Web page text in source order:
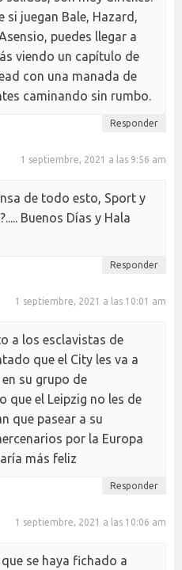
si juegan Bale, Hazard,
puedes llegar a
viendo un capítulo de
con una manada de
caminando sin rumbo.
Responder
1 septiembre, 2021 a las 9:56 am
de todo esto, Sport y
Buenos Días y Hala
Responder
1 septiembre, 2021 a las 10:01 am
a los esclavistas de
que el City les va a
su grupo de
que el Leipzig no les de
que pasear a su
por la Europa
más feliz
Responder
1 septiembre, 2021 a las 10:06 am
se haya fichado a